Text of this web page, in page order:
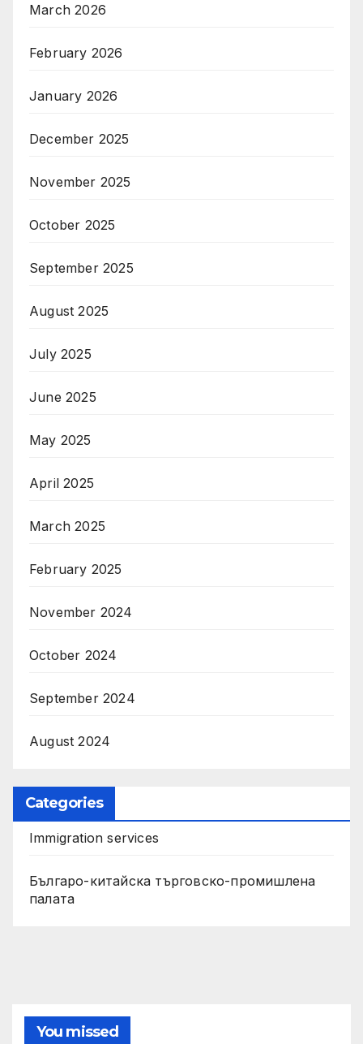
March 2026
February 2026
January 2026
December 2025
November 2025
October 2025
September 2025
August 2025
July 2025
June 2025
May 2025
April 2025
March 2025
February 2025
November 2024
October 2024
September 2024
August 2024
Categories
Immigration services
Българо-китайска търговско-промишлена
палата
You missed